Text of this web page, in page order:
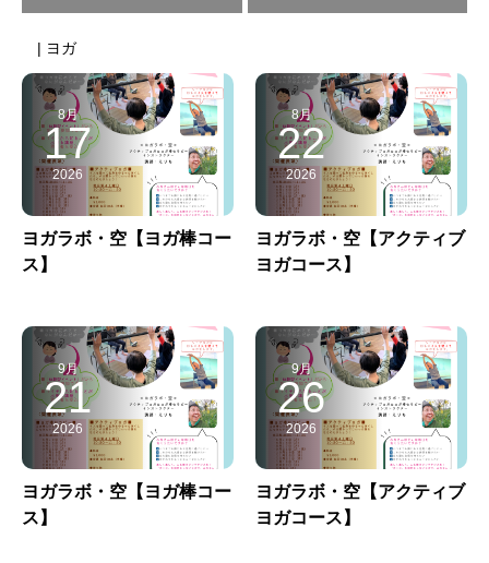
| ヨガ
8月
17
2026
ヨガラボ・空【ヨガ棒コー
ス】
8月
22
2026
ヨガラボ・空【アクティブ
ヨガコース】
9月
21
2026
ヨガラボ・空【ヨガ棒コー
ス】
9月
26
2026
ヨガラボ・空【アクティブ
ヨガコース】